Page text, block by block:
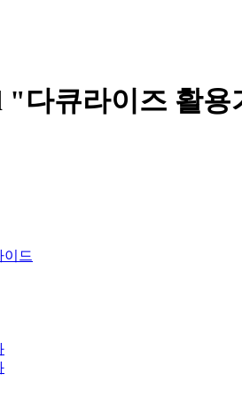
"다큐라이즈 활
이드